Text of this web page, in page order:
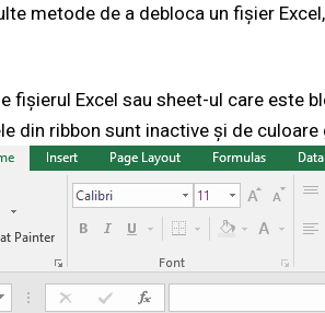
metode de a debloca un fișier
fișierul Excel sau sheet-ul care este
din ribbon sunt inactive și de culoare